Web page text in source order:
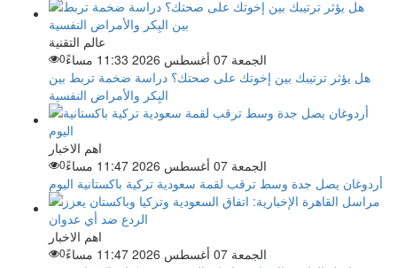
عالم التقنية
الجمعة 07 أغسطس 2026 11:33 مساءً
0
هل يؤثر ترتيبك بين إخوتك على صحتك؟ دراسة ضخمة تربط بين
البِكر والأمراض النفسية
اهم الاخبار
الجمعة 07 أغسطس 2026 11:47 مساءً
0
أردوغان يصل جدة وسط ترقب لقمة سعودية تركية باكستانية اليوم
اهم الاخبار
الجمعة 07 أغسطس 2026 11:47 مساءً
0